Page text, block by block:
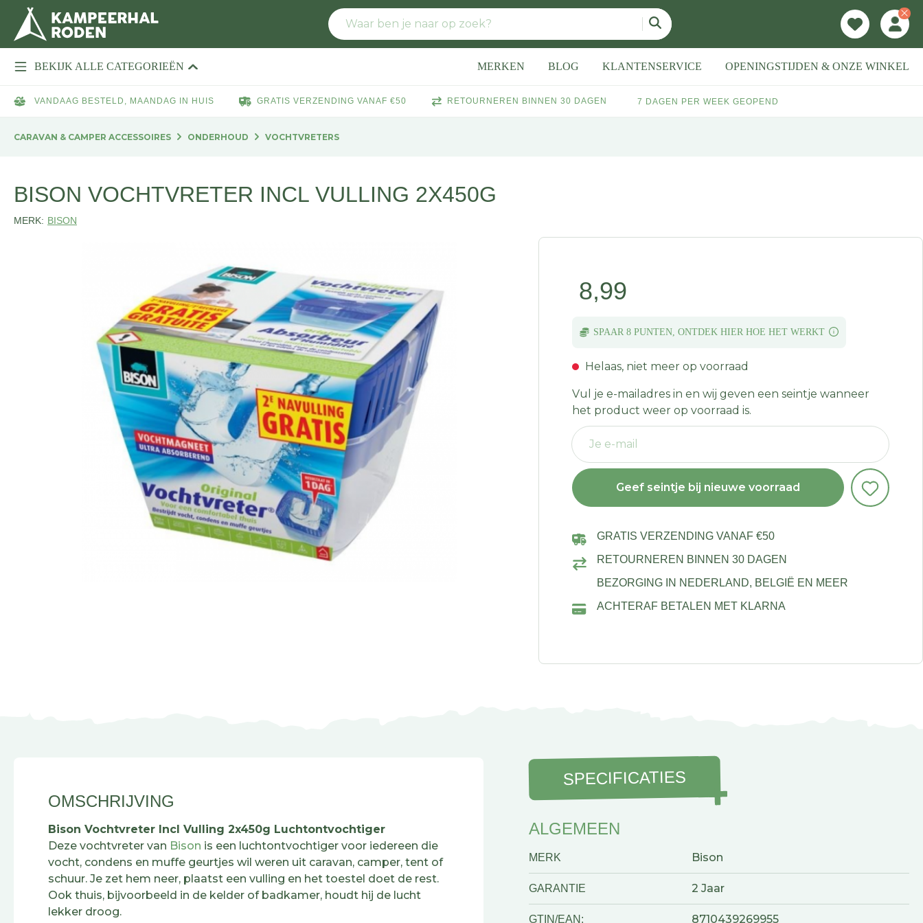
BEKIJK ALLE CATEGORIEËN MERKEN BLOG KLANTENSERVICE OPENINGSTIJDEN & ONZE WINKEL
VANDAAG BESTELD, MAANDAG IN HUIS GRATIS VERZENDING VANAF €50 RETOURNEREN BINNEN 30 DAGEN 7 DAGEN PER WEEK GEOPEND
CARAVAN & CAMPER ACCESSOIRES ONDERHOUD VOCHTVRETERS
BISON VOCHTVRETER INCL VULLING 2X450G
MERK: BISON
8,99
SPAAR 8 PUNTEN, ONTDEK HIER HOE HET WERKT
Helaas, niet meer op voorraad
Vul je e-mailadres in en wij geven een seintje wanneer
het product weer op voorraad is.
JE E-MAIL
Geef seintje bij nieuwe voorraad
GRATIS VERZENDING VANAF €50
RETOURNEREN BINNEN 30 DAGEN
BEZORGING IN NEDERLAND, BELGIË EN MEER
ACHTERAF BETALEN MET KLARNA
OMSCHRIJVING
Bison Vochtvreter Incl Vulling 2x450g Luchtontvochtiger
Deze vochtvreter van Bison is een luchtontvochtiger voor iedereen die
vocht, condens en muffe geurtjes wil weren uit caravan, camper, tent of
schuur. Je zet hem neer, plaatst een vulling en het toestel doet de rest.
Ook thuis, bijvoorbeeld in de kelder of badkamer, houdt hij de lucht
lekker droog.
SPECIFICATIES
ALGEMEEN
MERK Bison
GARANTIE 2 Jaar
GTIN/EAN: 8710439269955